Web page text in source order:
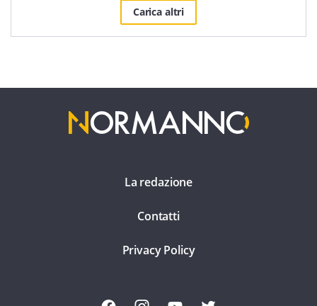
Carica altri
La redazione
Contatti
Privacy Policy